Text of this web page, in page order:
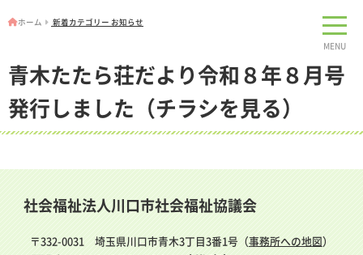
MENU
ホーム 新着カテゴリー お知らせ
青木たたら荘だより令和８年８月号
発行しました（チラシを見る）
社会福祉法人川口市社会福祉協議会
〒332-0031 埼玉県川口市青木3丁目3番1号（事務所への地図）